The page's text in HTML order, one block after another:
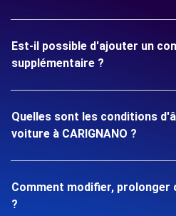
Est-il possible d'ajouter un
supplémentaire ?
Quelles sont les conditions
voiture à CARIGNANO ?
Comment modifier, prolonger
?